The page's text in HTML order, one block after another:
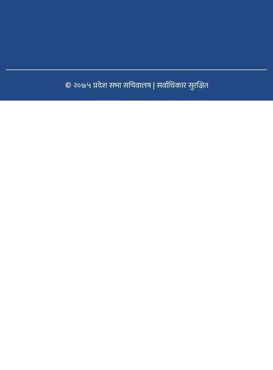
© २०७५ प्रदेश सभा सचिवालय | सर्वाधिकार सुरक्षित